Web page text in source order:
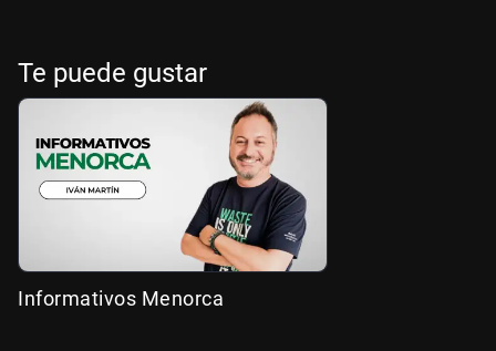
Te puede gustar
Informativos Menorca